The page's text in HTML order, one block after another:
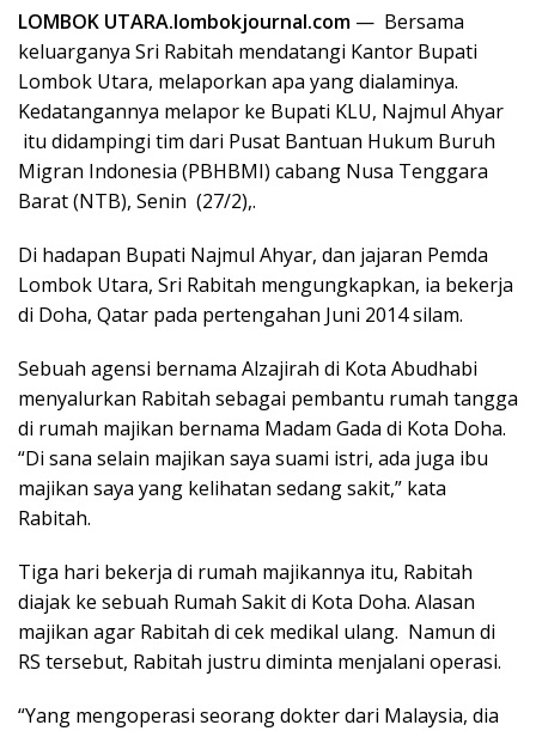
LOMBOK UTARA.lombokjournal.com — Bersama
keluarganya Sri Rabitah mendatangi Kantor Bupati
Lombok Utara, melaporkan apa yang dialaminya.
Kedatangannya melapor ke Bupati KLU, Najmul Ahyar
itu didampingi tim dari Pusat Bantuan Hukum Buruh
Migran Indonesia (PBHBMI) cabang Nusa Tenggara
Barat (NTB), Senin (27/2),.
Di hadapan Bupati Najmul Ahyar, dan jajaran Pemda
Lombok Utara, Sri Rabitah mengungkapkan, ia bekerja
di Doha, Qatar pada pertengahan Juni 2014 silam.
Sebuah agensi bernama Alzajirah di Kota Abudhabi
menyalurkan Rabitah sebagai pembantu rumah tangga
di rumah majikan bernama Madam Gada di Kota Doha.
“Di sana selain majikan saya suami istri, ada juga ibu
majikan saya yang kelihatan sedang sakit,” kata
Rabitah.
Tiga hari bekerja di rumah majikannya itu, Rabitah
diajak ke sebuah Rumah Sakit di Kota Doha. Alasan
majikan agar Rabitah di cek medikal ulang. Namun di
RS tersebut, Rabitah justru diminta menjalani operasi.
“Yang mengoperasi seorang dokter dari Malaysia, dia